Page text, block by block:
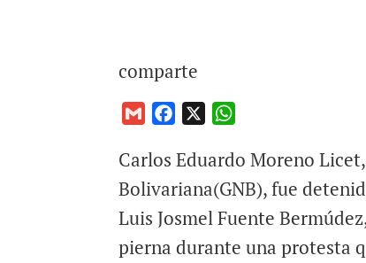
comparte
G
a
i
c
e
o
o
a
t
A
p
Carlos Eduardo Moreno
Bolivariana(GNB), fue
Luis Josmel Fuente
pierna durante una protesta